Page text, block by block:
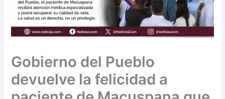
Gobierno del Pueblo
devuelve la felicidad a